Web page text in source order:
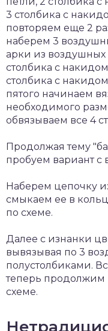
3 столбика с
повторяем еще 2
наберем 3
арки из воздушных
столбика с
столбика с
пятого начинаем
необходимого
обвязываем все 4
Продолжая тему
пробуем вариант
Наберем цепочку
смыкаем ее в
по схеме.
Далее с изнанки
вывязывая по 3
полустолбиками.
теперь продолжим
схеме.